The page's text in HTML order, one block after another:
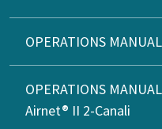
OPERATIONS
OPERATIONS
Airnet® II 2-Canali